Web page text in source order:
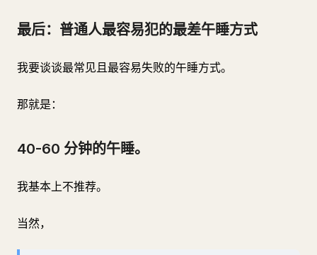
最后：普通人最容易犯的最差午睡方式
我要谈谈最常见且最容易失败的午睡方式。
那就是：
40-60 分钟的午睡。
我基本上不推荐。
当然，